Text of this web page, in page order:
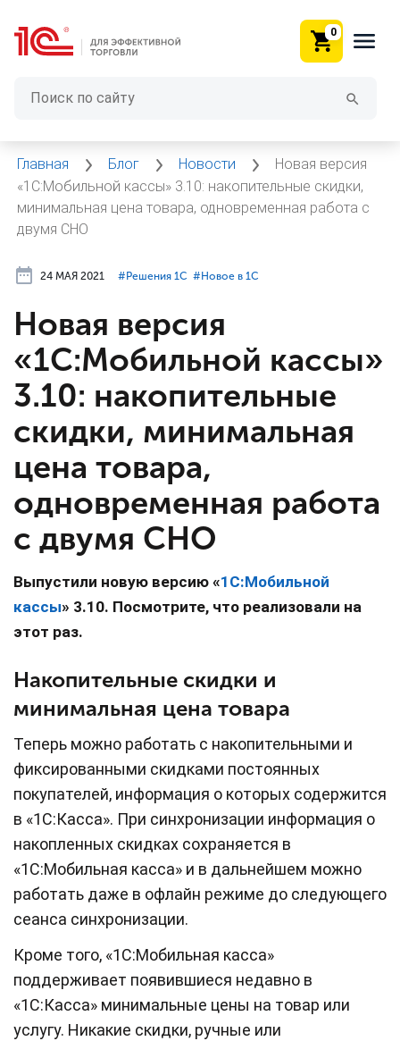
0
Главная Блог Новости
Новая версия
«1С:Мобильной кассы» 3.10: накопительные скидки,
минимальная цена товара, одновременная работа с
двумя СНО
24 МАЯ 2021 #⁣Решения 1С #⁣Новое в 1С
Новая версия
«1С:Мобильной кассы»
3.10: накопительные
скидки, минимальная
цена товара,
одновременная работа
с двумя СНО
Выпустили новую версию «1С:Мобильной
кассы» 3.10. Посмотрите, что реализовали на
этот раз.
Накопительные скидки и
минимальная цена товара
Теперь можно работать с накопительными и
фиксированными скидками постоянных
покупателей, информация о которых содержится
в «1С:Касса». При синхронизации информация о
накопленных скидках сохраняется в
«1С:Мобильная касса» и в дальнейшем можно
работать даже в офлайн режиме до следующего
сеанса синхронизации.
Кроме того, «1С:Мобильная касса»
поддерживает появившиеся недавно в
«1С:Касса» минимальные цены на товар или
услугу. Никакие скидки, ручные или